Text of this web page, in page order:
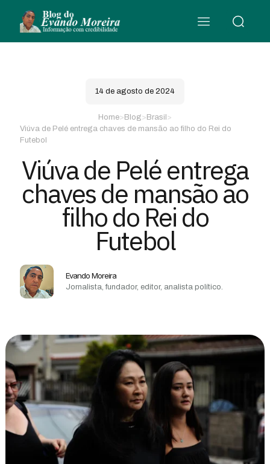
14 de agosto de 2024
Home> Blog> Brasil >
Viúva de Pelé entrega chaves de mansão ao filho do Rei do
Futebol
Viúva de Pelé entrega
chaves de mansão ao
filho do Rei do
Futebol
Evando Moreira
Jornalista, fundador, editor, analista político.